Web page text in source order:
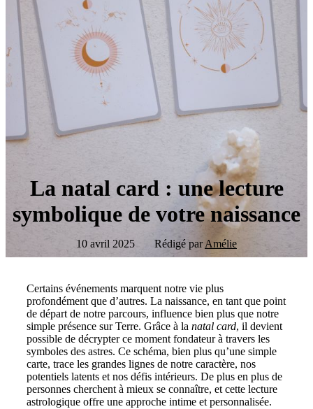
La natal card : une lecture
symbolique de votre naissance
10 avril 2025 Rédigé parAmélie
Certains événements marquent notre vie plus
profondément que d’autres. La naissance, en tant que point
de départ de notre parcours, influence bien plus que notre
simple présence sur Terre. Grâce à la natal card, il devient
possible de décrypter ce moment fondateur à travers les
symboles des astres. Ce schéma, bien plus qu’une simple
carte, trace les grandes lignes de notre caractère, nos
potentiels latents et nos défis intérieurs. De plus en plus de
personnes cherchent à mieux se connaître, et cette lecture
astrologique offre une approche intime et personnalisée.